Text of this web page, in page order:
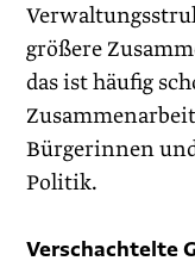
größere
das ist häufig
Bürgerinnen
Politik.
Verschachtelte